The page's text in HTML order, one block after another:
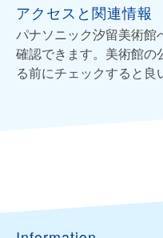
アクセスと関連情報
パナソニック汐留美術館
確認できます。美術館の
る前にチェックすると良